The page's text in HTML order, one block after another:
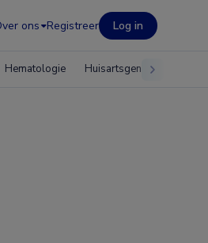
ons Registreer Log in
Hematologie Huisartsgeneeskunde